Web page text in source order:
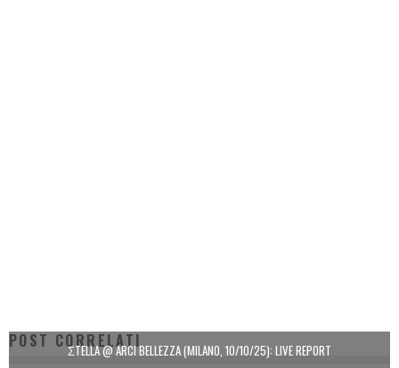
POST CORRELATI
ΣTELLA @ ARCI BELLEZZA (MILANO, 10/10/25): LIVE REPORT